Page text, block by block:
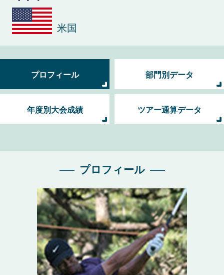
米国
プロフィール 部門別データ
年度別大会成績 ツアー通算データ
プロフィール